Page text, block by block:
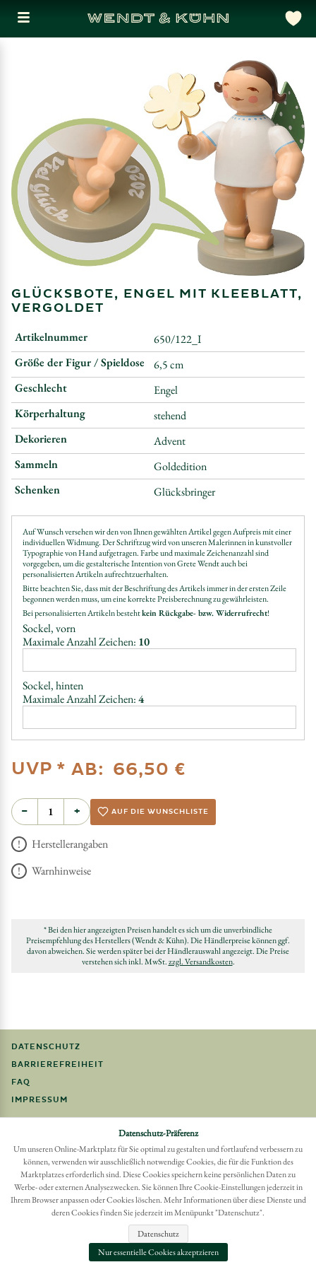
GLÜCKSBOTE, ENGEL MIT KLEEBLATT,
VERGOLDET
Artikelnummer
650/122_I
Größe der Figur / Spieldose
6,5 cm
Geschlecht
Engel
Körperhaltung
stehend
Dekorieren
Advent
Sammeln
Goldedition
Schenken
Glücksbringer
Auf Wunsch versehen wir den von Ihnen gewählten Artikel gegen Aufpreis mit einer
individuellen Widmung. Der Schriftzug wird von unseren Malerinnen in kunstvoller
Typographie von Hand aufgetragen. Farbe und maximale Zeichenanzahl sind
vorgegeben, um die gestalterische Intention von Grete Wendt auch bei
personalisierten Artikeln aufrechtzuerhalten.
Bitte beachten Sie, dass mit der Beschriftung des Artikels immer in der ersten Zeile
begonnen werden muss, um eine korrekte Preisberechnung zu gewährleisten.
Bei personalisierten Artikeln bestehtkein Rückgabe- bzw. Widerrufrecht!
Sockel, vorn
Maximale Anzahl Zeichen: 10
Sockel, hinten
Maximale Anzahl Zeichen:4
UVP * AB: 66,50 €
− + AUF DIE WUNSCHLISTE
Herstellerangaben
Warnhinweise
* Bei den hier angezeigten Preisen handelt es sich um die unverbindliche
Preisempfehlung des Herstellers (Wendt & Kühn). Die Händlerpreise können ggf.
davon abweichen. Sie werden später bei der Händlerauswahl angezeigt. Die Preise
verstehen sich inkl. MwSt.zzgl. Versandkosten.
DATENSCHUTZ
BARRIEREFREIHEIT
FAQ
IMPRESSUM
Möchten Sie eine Bestellung widerrufen?
Hier Widerruf mit wenigen Klicks online erreichen
BESTELLUNG WIDERRUFEN
Datenschutz-Präferenz
Um unseren Online-Marktplatz für Sie optimal zu gestalten und fortlaufend verbessern zu
können, verwenden wir ausschließlich notwendige Cookies, die für die Funktion des
Marktplatzes erforderlich sind. Diese Cookies speichern keine persönlichen Daten zu
Werbe- oder externen Analysezwecken. Sie können Ihre Cookie-Einstellungen jederzeit in
Ihrem Browser anpassen oder Cookies löschen. Mehr Informationen über diese Dienste und
deren Cookies finden Sie jederzeit im Menüpunkt "Datenschutz".
Datenschutz
Nur essentielle Cookies akzeptzieren